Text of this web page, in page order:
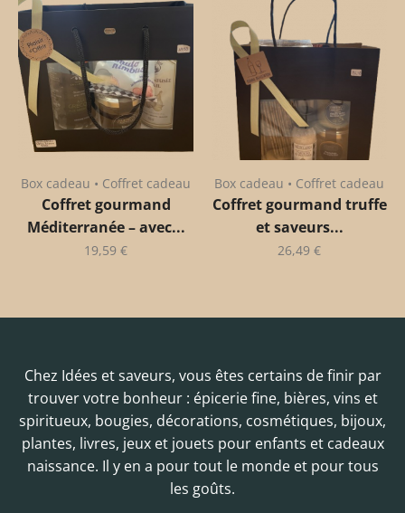
Box cadeau • Coffret cadeau
Coffret gourmand
Méditerranée – avec...
19,59 €
Box cadeau • Coffret cadeau
Coffret gourmand truffe
et saveurs...
26,49 €
Chez Idées et saveurs, vous êtes certains de finir par
trouver votre bonheur : épicerie fine, bières, vins et
spiritueux, bougies, décorations, cosmétiques, bijoux,
plantes, livres, jeux et jouets pour enfants et cadeaux
naissance. Il y en a pour tout le monde et pour tous
les goûts.